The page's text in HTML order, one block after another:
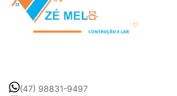
(47) 98831-9497